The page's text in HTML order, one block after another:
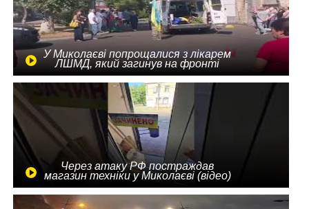
У Миколаєві попрощалися з лікарем
ЛШМД, який загинув на фронті
Через атаку РФ постраждав
магазин техніки у Миколаєві (відео)